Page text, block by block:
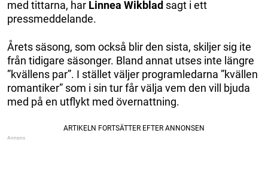
med tittarna, har Linnea Wikblad sagt i ett
pressmeddelande.
Årets säsong, som också blir den sista, skiljer sig ite
från tidigare säsonger. Bland annat utses inte längre
”kvällens par”. I stället väljer programledarna ”kvällen
romantiker” som i sin tur får välja vem den vill bjuda
med på en utflykt med övernattning.